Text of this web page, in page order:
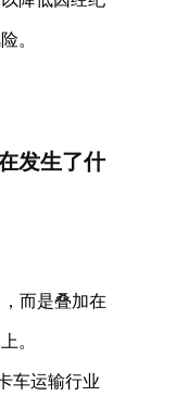
。
发生了什
而是叠加在
。
车运输行业